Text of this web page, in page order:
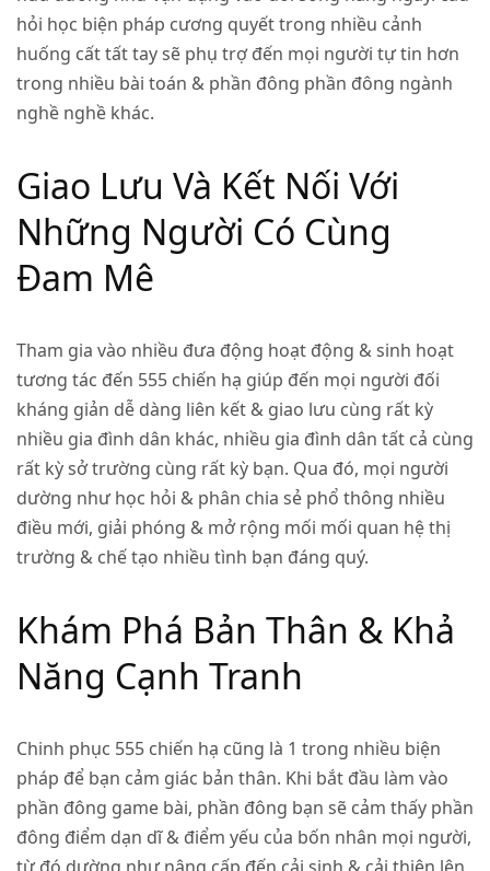
hỏi học biện pháp cương quyết trong nhiều cảnh
huống cất tất tay sẽ phụ trợ đến mọi người tự tin hơn
trong nhiều bài toán & phần đông phần đông ngành
nghề nghề khác.
Giao Lưu Và Kết Nối Với
Những Người Có Cùng
Đam Mê
Tham gia vào nhiều đưa động hoạt động & sinh hoạt
tương tác đến 555 chiến hạ giúp đến mọi người đối
kháng giản dễ dàng liên kết & giao lưu cùng rất kỳ
nhiều gia đình dân khác, nhiều gia đình dân tất cả cùng
rất kỳ sở trường cùng rất kỳ bạn. Qua đó, mọi người
dường như học hỏi & phân chia sẻ phổ thông nhiều
điều mới, giải phóng & mở rộng mối mối quan hệ thị
trường & chế tạo nhiều tình bạn đáng quý.
Khám Phá Bản Thân & Khả
Năng Cạnh Tranh
Chinh phục 555 chiến hạ cũng là 1 trong nhiều biện
pháp để bạn cảm giác bản thân. Khi bắt đầu làm vào
phần đông game bài, phần đông bạn sẽ cảm thấy phần
đông điểm dạn dĩ & điểm yếu của bốn nhân mọi người,